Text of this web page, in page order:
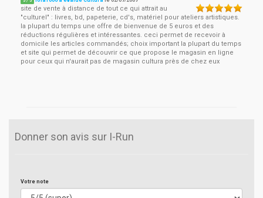
site de vente à distance de tout ce qui attrait au
"culturel" : livres, bd, papeterie, cd's, matériel pour ateliers artistiques.
la plupart du temps une offre de bienvenue de 5 euros et des
réductions régulières et intéressantes. ceci permet de recevoir à
domicile les articles commandés; choix important la plupart du temps
et site qui permet de découvrir ce que propose le magasin en ligne
pour ceux qui n'aurait pas de magasin cultura près de chez eux
Donner son avis sur I-Run
Votre note